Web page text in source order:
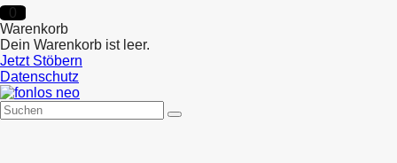
0
Warenkorb
Dein Warenkorb ist leer.
Jetzt Stöbern
Datenschutz